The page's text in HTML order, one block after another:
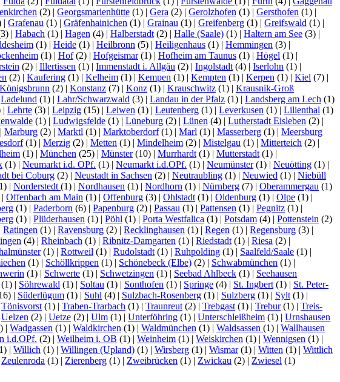
(2) | Georgsmarienhütte (1) | Gera (2) | Gerolzhofen (1) | Gersthofen (1) |
| Grafenau (1) | Gräfenhainichen (1) | Grainau (1) | Greifenberg (1) | Greifswald (1) |
| Habach (1) | Hagen (4) | Halberstadt (2) | Halle (Saale) (1) | Haltern am See (3) |
(1) | Heide (1) | Heilbronn (5) | Heiligenhaus (1) | Hemmingen (3) |
(1) | Hof(2) | Hofgeismar(1) | Hofheim am Taunus (1) | Högel (1) |
(2) | Illertissen (1) | Immenstadt i. Allgäu (2) | Ingolstadt (4) | Iserlohn (1) |
(2) | Kaufering (1) | Kelheim (1) | Kempen (1) | Kempten (1) | Kerpen (1) | Kiel (7) |
Königsbrunn (2) | Konstanz (7) | Konz (1) | Krauschwitz (1) | Krausnik-Groß
Ladelund (1) | Lahr/Schwarzwald (3) | Landau in der Pfalz (1) | Landsberg am Lech (1)
| Lehrte (3) | Leipzig (15) | Leiwen (1) | Leutenberg (1) | Leverkusen (1) | Lilienthal (1)
(1) | Ludwigsfelde (1) | Lüneburg (2) | Lünen (4) | Lutherstadt Eisleben (2) |
| Marburg (2) | Marktl (1) | Marktoberdorf(1) | Marl (1) | Masserberg (1) | Meersburg
(1) | Merzig (2) | Metten (1) | Mindelheim (2) | Mistelgau (1) | Mitterteich (2) |
(1) | München (25) | Münster(10) | Murrhardt (1) | Mutterstadt (1) |
(1) | Neumarkt i.d. OPf. (1) | Neumarkt i.d.OPf. (1) | Neumünster(1) | Neuötting (1) |
bei Coburg (2) | Neustadt in Sachsen (2) | Neutraubling (1) | Neuwied (1) | Niebüll
| Norderstedt (1) | Nordhausen (1) | Nordhorn (1) | Nürnberg (7) | Oberammergau (1)
| Offenbach am Main (1) | Offenburg (3) | Ohlstadt (1) | Oldenburg (1) | Olpe (1) |
(1) | Paderborn (6) | Papenburg (2) | Passau (1) | Pattensen (1) | Pegnitz (1) |
(1) | Plüderhausen (1) | Pöhl (1) | Porta Westfalica (1) | Potsdam (4) | Pottenstein (2)
Ratingen (1) | Ravensburg (2) | Recklinghausen (1) | Regen (1) | Regensburg (3) |
(4) | Rheinbach (1) | Ribnitz-Damgarten (1) | Riedstadt (1) | Riesa (2) |
(1) | Rottweil (1) | Rudolstadt (1) | Ruhpolding (1) | Saalfeld/Saale (1) |
(1) | Schöllkrippen (1) | Schönebeck (Elbe) (2) | Schwabmünchen (1) |
(1) | Schwerte (1) | Schwetzingen (1) | Seebad Ahlbeck (1) | Seehausen
(1) | Söhrewald (1) | Soltau (1) | Sonthofen (1) | Springe (4) | St. Ingbert (1) | St. Peter-
| Süderlügum (1) | Suhl (4) | Sulzbach-Rosenberg (1) | Sulzberg (1) | Sylt (1) |
Tönisvorst (1) | Traben-Trarbach (1) | Traunreut (2) | Trebgast (1) | Trebur(1) | Treis-
Uelzen (2) | Uetze (2) | Ulm (1) | Unterföhring (1) | Unterschleißheim (1) | Urnshausen
| Wadgassen (1) | Waldkirchen (1) | Waldmünchen (1) | Waldsassen (1) | Wallhausen
i.d.OPf. (2) | Weilheim i. OB (1) | Weinheim (1) | Weiskirchen (1) | Wennigsen (1) |
| Willich (1) | Willingen (Upland) (1) | Wirsberg (1) | Wismar(1) | Witten (1) | Wittlich
Zeulenroda (1) | Zierenberg (1) | Zweibrücken (1) | Zwickau (2) | Zwiesel (1)